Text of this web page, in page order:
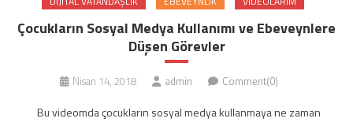
Çocukların Sosyal Medya Kullanımı ve Ebeveynlere
Düşen Görevler
Nisan 14, 2018 admin Comment(0)
Bu videomda çocukların sosyal medya kullanmaya ne zaman